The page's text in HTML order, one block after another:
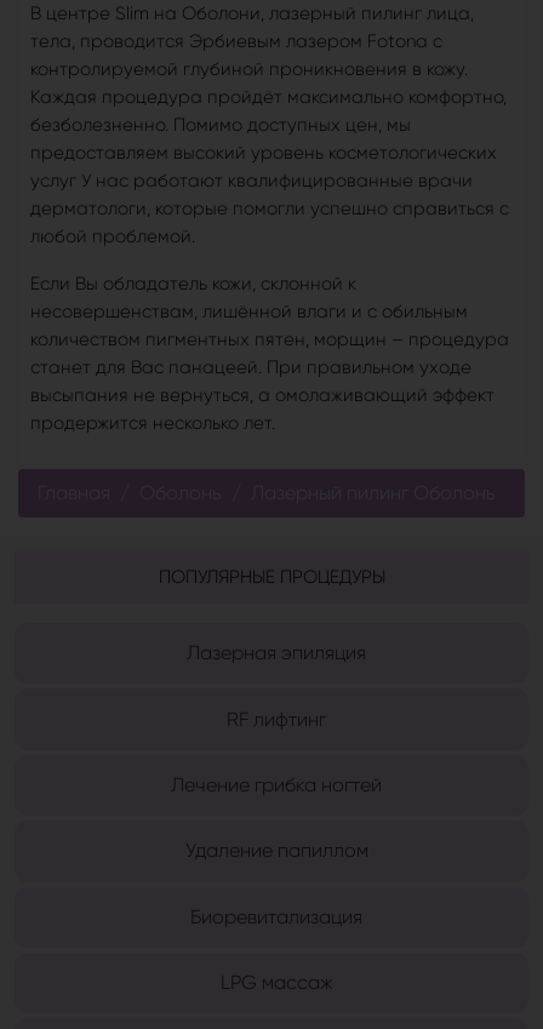
В центре Slim на Оболони, лазерный пилинг лица,
тела, проводится Эрбиевым лазером Fotona с
контролируемой глубиной проникновения в кожу.
Каждая процедура пройдёт максимально комфортно,
безболезненно. Помимо доступных цен, мы
предоставляем высокий уровень косметологических
услуг У нас работают квалифицированные врачи
дерматологи, которые помогли успешно справиться с
любой проблемой.
Если Вы обладатель кожи, склонной к
несовершенствам, лишённой влаги и с обильным
количеством пигментных пятен, морщин – процедура
станет для Вас панацеей. При правильном уходе
высыпания не вернуться, а омолаживающий эффект
продержится несколько лет.
Главная Лазерный пилинг Оболонь
ПОПУЛЯРНЫЕ ПРОЦЕДУРЫ
Лазерная эпиляция
RF лифтинг
Лечение грибка ногтей
Удаление папиллом
Биоревитализация
LPG массаж